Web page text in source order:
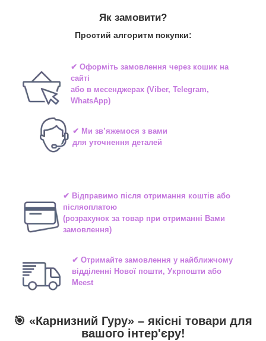
Як замовити?
Простий алгоритм покупки:
✔ Оформіть замовлення через кошик на
сайті
або в месенджерах(Viber, Telegram,
WhatsApp)
✔ Ми зв’яжемося з вами
для уточнення деталей
✔ Відправимо після отримання коштів або
післяоплатою
(розрахунок за товар при отриманні Вами
замовлення)
✔ Отримайте замовлення у найближчому
відділенні Нової пошти, Укрпошти або
Meest
🎯 «Карнизний Гуру» – якісні товари для
вашого інтер'єру!